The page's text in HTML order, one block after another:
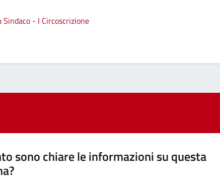
- I Circoscrizione
sono chiare le informazioni su questa